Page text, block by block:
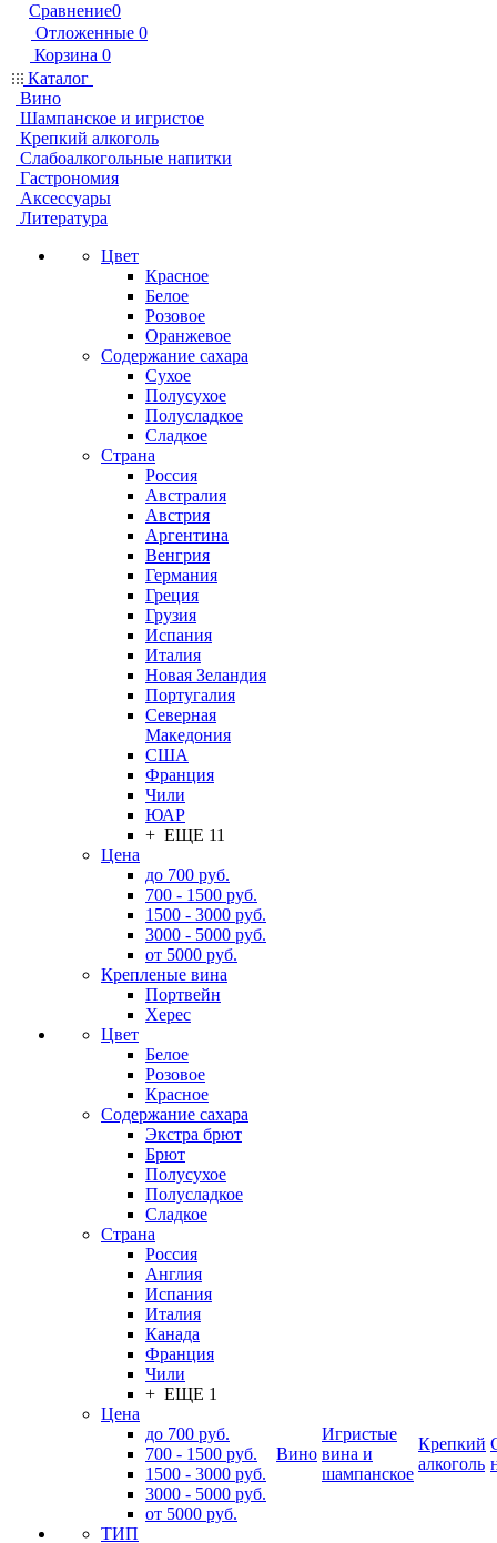
Сравнение0
Отложенные 0
Корзина 0
Каталог
Вино
Шампанское и игристое
Крепкий алкоголь
Слабоалкогольные напитки
Гастрономия
Аксессуары
Литература
Цвет
Красное
Белое
Розовое
Оранжевое
Содержание сахара
Сухое
Полусухое
Полусладкое
Сладкое
Страна
Россия
Австралия
Австрия
Аргентина
Венгрия
Германия
Греция
Грузия
Испания
Италия
Новая Зеландия
Португалия
Северная
Македония
США
Франция
Чили
ЮАР
+ ЕЩЕ 11
Цена
до 700 руб.
700 - 1500 руб.
1500 - 3000 руб.
3000 - 5000 руб.
от 5000 руб.
Крепленые вина
Портвейн
Херес
Цвет
Белое
Розовое
Красное
Содержание сахара
Экстра брют
Брют
Полусухое
Полусладкое
Сладкое
Страна
Россия
Англия
Испания
Италия
Канада
Франция
Чили
+ ЕЩЕ 1
Цена
до 700 руб.
700 - 1500 руб.
1500 - 3000 руб.
3000 - 5000 руб.
от 5000 руб.
ТИП
Вино
Игристые
вина и
шампанское
Крепкий
алкоголь